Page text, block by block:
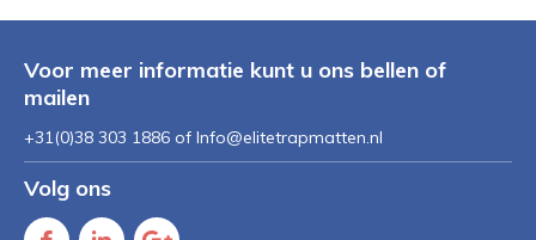
Voor meer informatie kunt u ons bellen of
mailen
+31(0)38 303 1886 of Info@elitetrapmatten.nl
Volg ons